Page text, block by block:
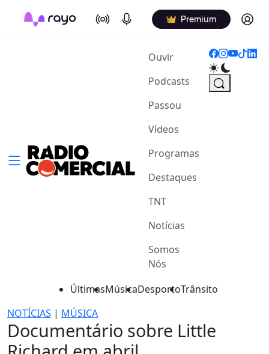
On Air Podcasts Premium Log in
Ouvir(current)
Podcasts
Passou
Vídeos
Programas
Destaques
TNT
Notícias
Somos
Nós
ÚltimasMúsicaDesportoTrânsito
NOTÍCIAS | MÚSICA
Documentário sobre Little